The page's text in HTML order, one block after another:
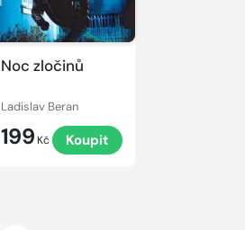
Noc zločinů
Ladislav Beran
199 Kč Koupit